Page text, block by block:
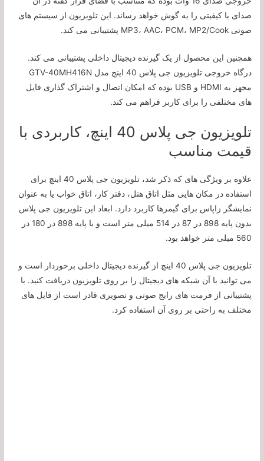
صدای با کیفیتی را به گوش خواهد رساند. این تلویزیون از سیستم های
صوتی MP3، AAC، PCM، MP2/Cook پشتیبانی می کند.
همچنین این محصول از یک گیرنده دیجیتال داخلی پشتیبانی می کند.
درگاه خروجی تلویزیون جی پلاس 40 اینچ مدل GTV-40MH416N
مجهز به HDMI و USB بوده که امکان اتصال و اشتراک گذاری فایل
های مختلفی را برای کاربر فراهم می کند.
تلویزیون جی پلاس 40 اینچ، کاربردی با
قیمت مناسب
علاوه بر ویژگی های که ذکر شد، تلویزیون جی پلاس 40 اینچ برای
استفاده در مکان هایی مثل اتاق هتل، دفتر کار، اتاق خواب یا به عنوان
نمایشگر زاپاس برای گیمرها کاربرد دارد. ابعاد این تلویزیون جی پلاس
بدون پایه 898 در 87 در 514 میلی متر است و با پایه 898 در 180 در
560 میلی متر خواهد بود.
تلویزیون جی پلاس 40 اینچ از گیرنده دیجیتال داخلی برخوردار است و
می توانید با آن شبکه های دیجیتال را بر روی تلویزیون دریافت کنید. با
پشتیبانی از فرمت های رایج صوتی و تصویری قادر است از فایل های
مختلف به راحتی بر روی آن استفاده کرد.